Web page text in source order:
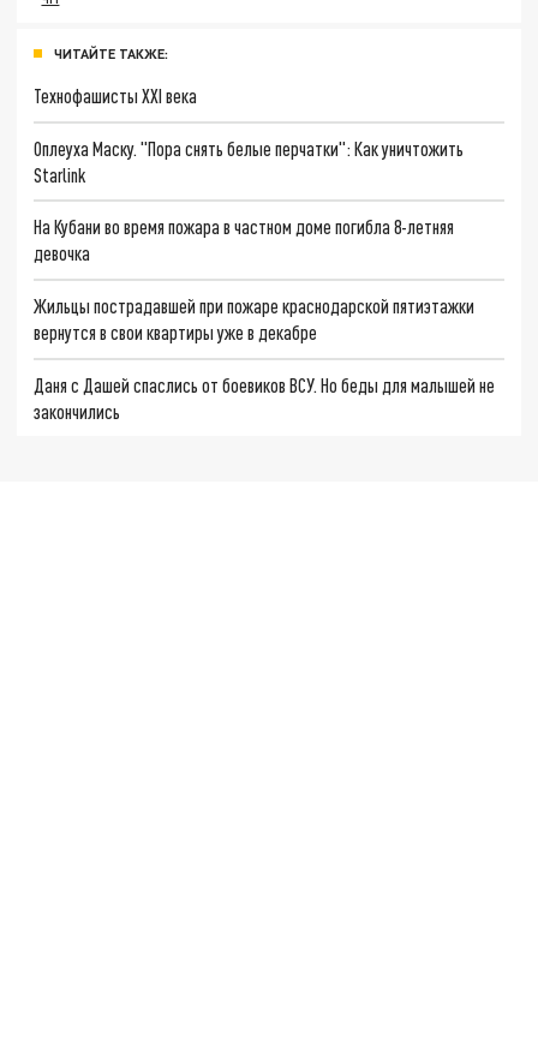
ЧИТАЙТЕ ТАКЖЕ:
Технофашисты XXI века
Оплеуха Маску. "Пора снять белые перчатки": Как уничтожить
Starlink
На Кубани во время пожара в частном доме погибла 8-летняя
девочка
Жильцы пострадавшей при пожаре краснодарской пятиэтажки
вернутся в свои квартиры уже в декабре
Даня с Дашей спаслись от боевиков ВСУ. Но беды для малышей не
закончились